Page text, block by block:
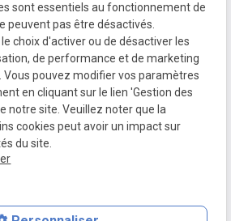
Fonction Publique
Droit pénal routier
Droit pénal
Actualités
Politique de confidentialité
Gestion des cookies
:90340579300014
sont essentiels au fonctionnement de
peuvent pas être désactivés.
choix d'activer ou de désactiver les
de performance et de marketing
Vous pouvez modifier vos paramètres
en cliquant sur le lien 'Gestion des
notre site. Veuillez noter que la
cookies peut avoir un impact sur
du site.